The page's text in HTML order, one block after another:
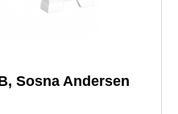
Sosna Andersen